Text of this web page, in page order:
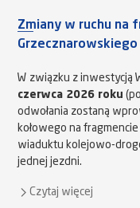
Zmiany w ruchu na
W związku z inwestycją
czerwca 2026 roku
odwołania zostaną
kołowego na
wiaduktu kolejowo-
jednej jezdni.
Czytaj więcej